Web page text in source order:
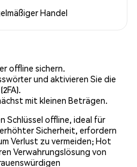
Handel
offline sichern.
und aktivieren Sie die
mit kleinen Beträgen.
Schlüssel offline, ideal für
Sicherheit, erfordern
Verlust zu vermeiden; Hot
Verwahrungslösung von